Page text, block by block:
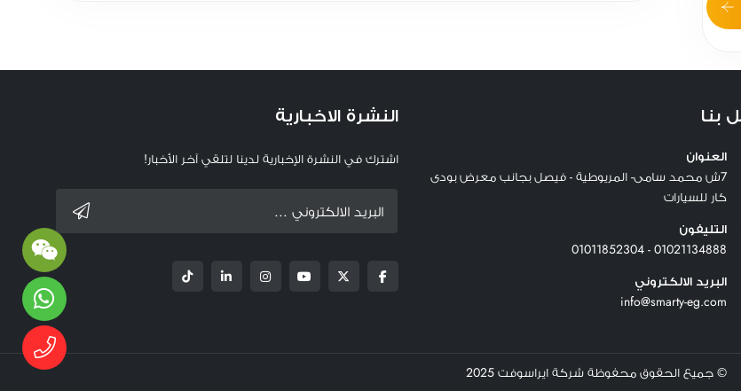
بنا
العنوان
7ش محمد سامى- المريوطية - فيصل بجانب معرض بودى
كار للسيارات
التليفون
01021134888 - 01011852304
البريد الالكتروني
info@smarty-eg.com
النشرة الاخبارية
اشترك في النشرة الإخبارية لدينا لتلقي آخر الأخبار!
© جميع الحقوق محفوظة شركة ايراسوفت 2025